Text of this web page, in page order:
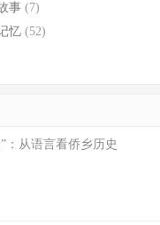
事(7)
忆(52)
：从语言看侨乡历史